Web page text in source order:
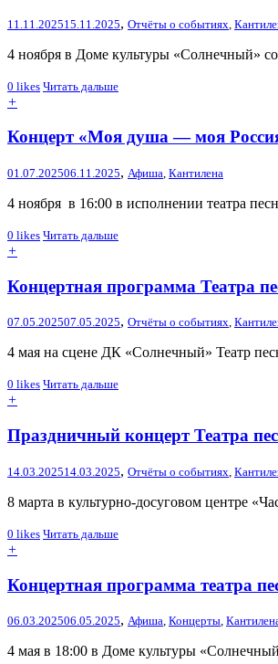
11.11.202515.11.2025, Отчёты о событиях
4 ноября в Доме культуры «Солнечный»
0 likes Читать дальше
+
Концерт «Моя душа — моя
01.07.202506.11.2025, Афиша, Кантилена
4 ноября в 16:00 в исполнении театра
0 likes Читать дальше
+
Концертная программа Театра
07.05.202507.05.2025, Отчёты о событиях,
4 мая на сцене ДК «Солнечный» Театр
0 likes Читать дальше
+
Праздничный концерт Театра
14.03.202514.03.2025, Отчёты о событиях
8 марта в культурно-досуговом центре
0 likes Читать дальше
+
Концертная программа театра
06.03.202506.05.2025, Афиша, Концерты,
4 мая в 18:00 в Доме культуры